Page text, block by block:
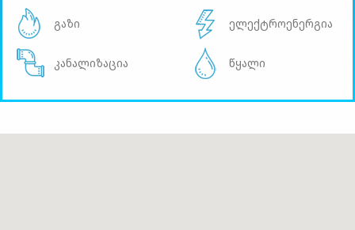
გაზი ელექტროენერგია
კანალიზაცია წყალი